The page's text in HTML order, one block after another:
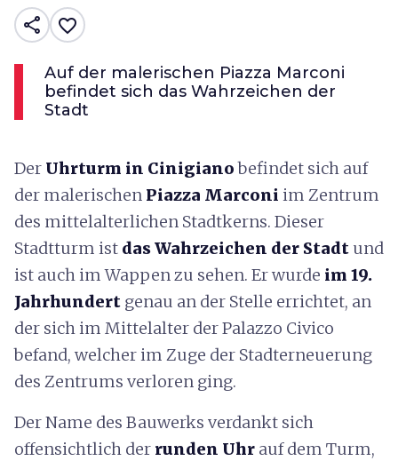
share favorite_border
Auf der malerischen Piazza Marconi
befindet sich das Wahrzeichen der
Stadt
Der Uhrturm in Cinigiano befindet sich auf
der malerischen Piazza Marconi im Zentrum
des mittelalterlichen Stadtkerns. Dieser
Stadtturm ist das Wahrzeichen der Stadt und
ist auch im Wappen zu sehen. Er wurde im 19.
Jahrhundert genau an der Stelle errichtet, an
der sich im Mittelalter der Palazzo Civico
befand, welcher im Zuge der Stadterneuerung
des Zentrums verloren ging.
Der Name des Bauwerks verdankt sich
offensichtlich der runden Uhr auf dem Turm,